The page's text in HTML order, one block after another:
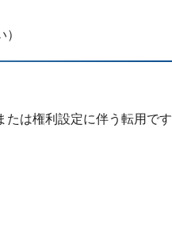
たは権利設定に伴う転用で